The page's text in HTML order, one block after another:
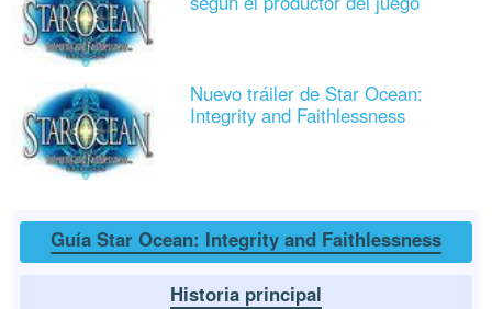
Nuevo tráiler de Star Ocean:
Integrity and Faithlessness
Guía Star Ocean: Integrity and Faithlessness
Historia principal